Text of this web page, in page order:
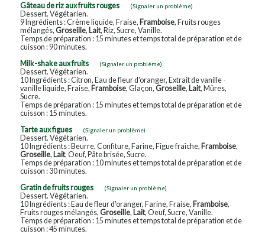
Gâteau de riz aux fruits rouges
(Signaler un problème)
Dessert. Végétarien.
9 Ingrédients : Crème liquide, Fraise, Framboise, Fruits rouges
mélangés, Groseille, Lait, Riz, Sucre, Vanille.
Temps de préparation : 15 minutes et temps total de préparation et de
cuisson : 90 minutes.
Milk-shake aux fruits
(Signaler un problème)
Dessert. Végétarien.
10 Ingrédients : Citron, Eau de fleur d'oranger, Extrait de vanille -
vanille liquide, Fraise, Framboise, Glaçon, Groseille, Lait, Mûres,
Sucre.
Temps de préparation : 15 minutes et temps total de préparation et de
cuisson : 15 minutes.
Tarte aux figues
(Signaler un problème)
Dessert. Végétarien.
10 Ingrédients : Beurre, Confiture, Farine, Figue fraîche, Framboise,
Groseille, Lait, Oeuf, Pâte brisée, Sucre.
Temps de préparation : 10 minutes et temps total de préparation et de
cuisson : 30 minutes.
Gratin de fruits rouges
(Signaler un problème)
Dessert. Végétarien.
10 Ingrédients : Eau de fleur d'oranger, Farine, Fraise, Framboise,
Fruits rouges mélangés, Groseille, Lait, Oeuf, Sucre, Vanille.
Temps de préparation : 15 minutes et temps total de préparation et de
cuisson : 45 minutes.